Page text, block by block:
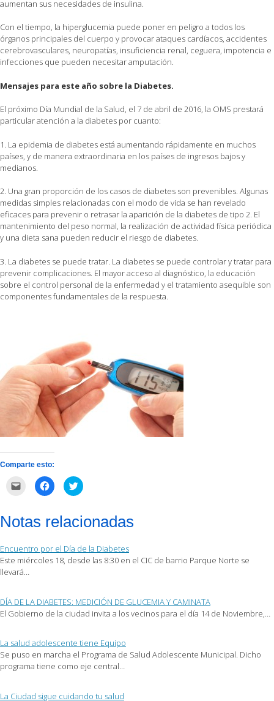
aumentan sus necesidades de insulina.
Con el tiempo, la hiperglucemia puede poner en peligro a todos los
órganos principales del cuerpo y provocar ataques cardíacos, accidentes
cerebrovasculares, neuropatías, insuficiencia renal, ceguera, impotencia e
infecciones que pueden necesitar amputación.
Mensajes para este año sobre la Diabetes.
El próximo Día Mundial de la Salud, el 7 de abril de 2016, la OMS prestará
particular atención a la diabetes por cuanto:
1. La epidemia de diabetes está aumentando rápidamente en muchos
países, y de manera extraordinaria en los países de ingresos bajos y
medianos.
2. Una gran proporción de los casos de diabetes son prevenibles. Algunas
medidas simples relacionadas con el modo de vida se han revelado
eficaces para prevenir o retrasar la aparición de la diabetes de tipo 2. El
mantenimiento del peso normal, la realización de actividad física periódica
y una dieta sana pueden reducir el riesgo de diabetes.
3. La diabetes se puede tratar. La diabetes se puede controlar y tratar para
prevenir complicaciones. El mayor acceso al diagnóstico, la educación
sobre el control personal de la enfermedad y el tratamiento asequible son
componentes fundamentales de la respuesta.
Comparte esto:
correo
electrónico
amigo
(Se
abre
en
Haz
clic
Facebook
(Se
una
ventana
nueva)
Haz
clic
en
Twitter
(Se
una
ventana
nueva)
Notas relacionadas
Encuentro por el Día de la Diabetes
Este miércoles 18, desde las 8:30 en el CIC de barrio Parque Norte se
llevará…
DÍA DE LA DIABETES: MEDICIÓN DE GLUCEMIA Y CAMINATA
El Gobierno de la ciudad invita a los vecinos para el día 14 de Noviembre,…
La salud adolescente tiene Equipo
Se puso en marcha el Programa de Salud Adolescente Municipal. Dicho
programa tiene como eje central…
La Ciudad sigue cuidando tu salud